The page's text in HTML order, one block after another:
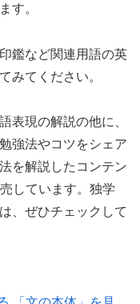
す。
鑑など関連用語の英
みてください。
表現の解説の他に、
強法やコツをシェア
を解説したコンテン
しています。独学
、ぜひチェックして